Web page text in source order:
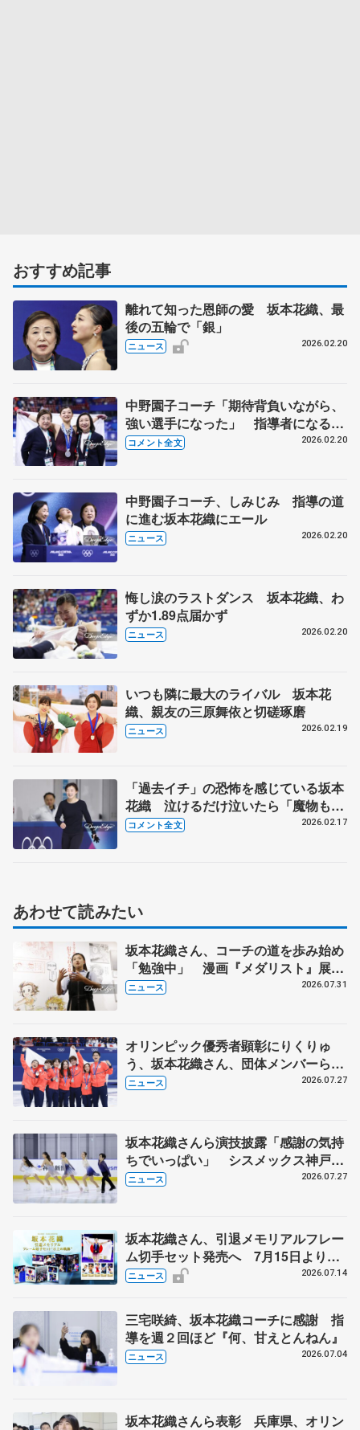
おすすめ記事
離れて知った恩師の愛 坂本花織、最
後の五輪で「銀」
ニュース 2026.02.20
中野園子コーチ「期待背負いながら、
強い選手になった」 指導者になる坂
本花織、これからも二人三脚で 【ミ
コメント全文 2026.02.20
中野園子コーチ、しみじみ 指導の道
に進む坂本花織にエール
ニュース 2026.02.20
悔し涙のラストダンス 坂本花織、わ
ずか1.89点届かず
ニュース 2026.02.20
いつも隣に最大のライバル 坂本花
織、親友の三原舞依と切磋琢磨
ニュース 2026.02.19
「過去イチ」の恐怖を感じている坂本
花織 泣けるだけ泣いたら「魔物も味
方に付けられる」【16日公式練習後】
コメント全文 2026.02.17
あわせて読みたい
坂本花織さん、コーチの道を歩み始め
「勉強中」 漫画『メダリスト』展覧
会で子どもたちにエール
ニュース 2026.07.31
オリンピック優秀者顕彰にりくりゅ
う、坂本花織さん、団体メンバーら
8月7日に文科省が表彰式、ブルーノ・
ニュース 2026.07.27
坂本花織さんら演技披露「感謝の気持
ちでいっぱい」 シスメックス神戸ア
イスキャンパス開場1周年イベント
ニュース 2026.07.27
坂本花織さん、引退メモリアルフレー
ム切手セット発売へ 7月15日より申
込受付開始
ニュース 2026.07.14
三宅咲綺、坂本花織コーチに感謝 指
導を週２回ほど『何、甘えとんねん』
ニュース 2026.07.04
坂本花織さんら表彰 兵庫県、オリン